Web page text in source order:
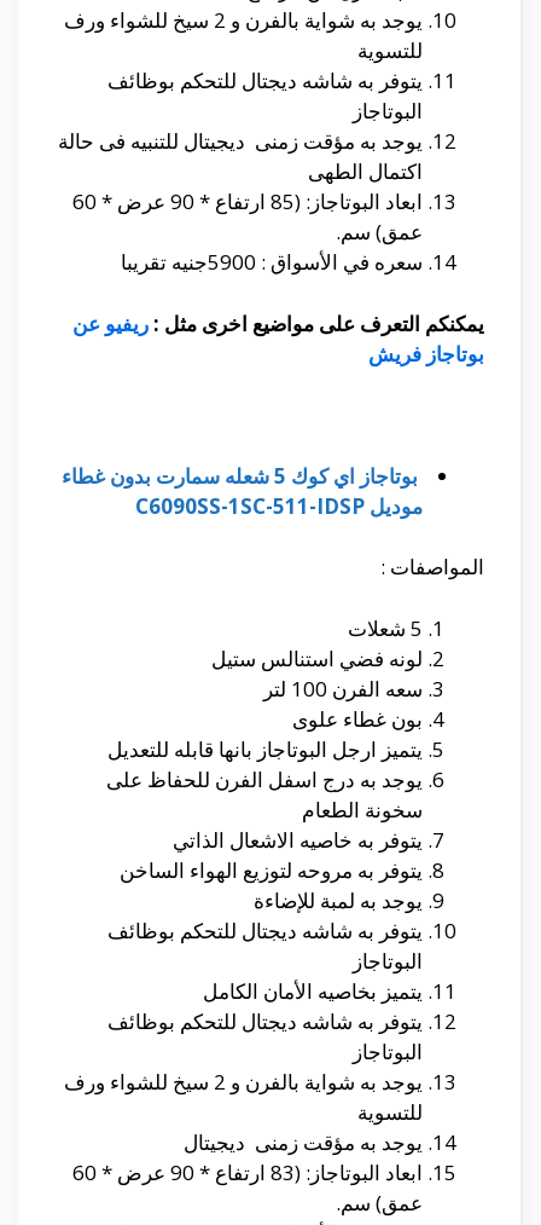
يوجد به شواية بالفرن و 2 سيخ للشواء ورف
للتسوية
يتوفر به شاشه ديجتال للتحكم بوظائف
البوتاجاز
يوجد به مؤقت زمنى ديجيتال للتنبيه فى حالة
اكتمال الطهى
ابعاد البوتاجاز: (85 ارتفاع * 90 عرض * 60
عمق) سم.
سعره في الأسواق : 5900جنيه تقريبا
يمكنكم التعرف على مواضيع اخرى مثل : ريفيو عن
بوتاجاز فريش
بوتاجاز اي كوك 5 شعله سمارت بدون غطاء
موديل C6090SS-1SC-511-IDSP
المواصفات :
5 شعلات
لونه فضي استنالس ستيل
سعه الفرن 100 لتر
بون غطاء علوى
يتميز ارجل البوتاجاز بانها قابله للتعديل
يوجد به درج اسفل الفرن للحفاظ على
سخونة الطعام
يتوفر به خاصيه الاشعال الذاتي
يتوفر به مروحه لتوزيع الهواء الساخن
يوجد به لمبة للإضاءة
يتوفر به شاشه ديجتال للتحكم بوظائف
البوتاجاز
يتميز بخاصيه الأمان الكامل
يتوفر به شاشه ديجتال للتحكم بوظائف
البوتاجاز
يوجد به شواية بالفرن و 2 سيخ للشواء ورف
للتسوية
يوجد به مؤقت زمنى ديجيتال
ابعاد البوتاجاز: (83 ارتفاع * 90 عرض * 60
عمق) سم.